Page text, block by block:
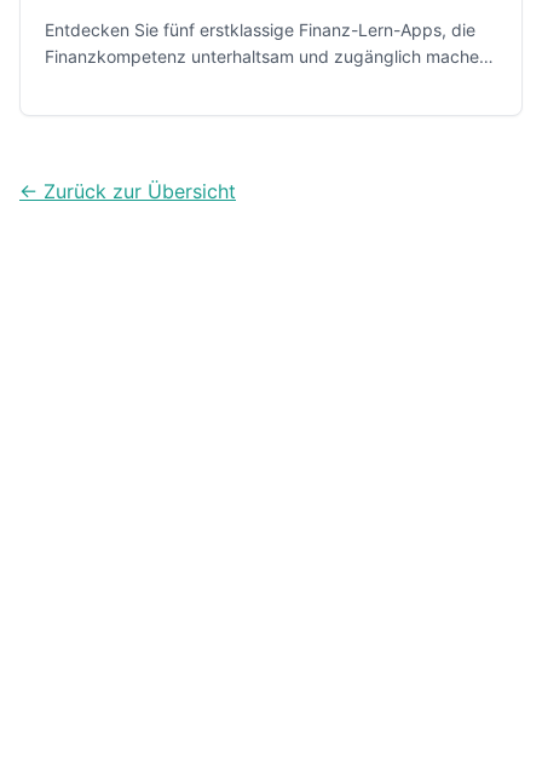
Entdecken Sie fünf erstklassige Finanz-Lern-Apps, die
Finanzkompetenz unterhaltsam und zugänglich machen.
← Zurück zur Übersicht